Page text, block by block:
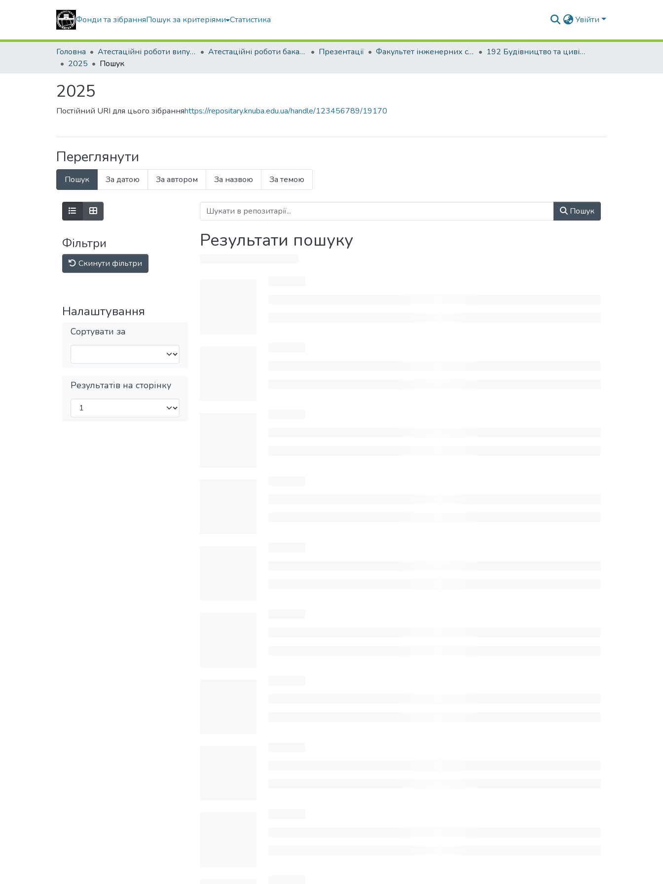
Фонди та зібранняПошук за критеріями Статистика Увійти
Головна Атестаційні роботи випускників Атестаційні роботи бакалаврів Презентації Факультет інженерних систем та екології
192 Будівництво та цивільна інженерія. Теплогазопостачання і вентиляція
2025
Пошук
2025
Постійний URI для цього зібранняhttps://repositary.knuba.edu.ua/handle/123456789/19170
Переглянути
Пошук За датою За автором За назвою За темою
Фільтри
Скинути фільтри
Налаштування
Сортувати за
Результатів на сторінку
Пошук
Результати пошуку